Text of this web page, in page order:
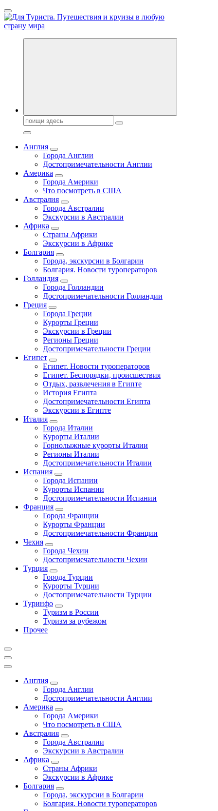
Перейти
к
содержанию
Новости туризма, куда поехать на отдых, где провести отпуск.
Поиск:
Англия
Города Англии
Достопримечательности Англии
Америка
Города Америки
Что посмотреть в США
Австралия
Города Австралии
Экскурсии в Австралии
Африка
Страны Африки
Экскурсии в Африке
Болгария
Города, экскурсии в Болгарии
Болгария. Новости туроператоров
Голландия
Города Голландии
Достопримечательности Голландии
Греция
Города Греции
Курорты Греции
Экскурсии в Греции
Регионы Греции
Достопримечательности Греции
Египет
Египет. Новости туроператоров
Египет. Беспорядки, происшествия
Отдых, развлечения в Египте
История Египта
Достопримечательности Египта
Экскурсии в Египте
Италия
Города Италии
Курорты Италии
Горнолыжные курорты Италии
Регионы Италии
Достопримечательности Италии
Испания
Города Испании
Курорты Испании
Достопримечательности Испании
Франция
Города Франции
Курорты Франции
Достопримечательности Франции
Чехия
Города Чехии
Достопримечательности Чехии
Турция
Города Турции
Курорты Турции
Достопримечательности Турции
Туринфо
Туризм в России
Туризм за рубежом
Прочее
Англия
Города Англии
Достопримечательности Англии
Америка
Города Америки
Что посмотреть в США
Австралия
Города Австралии
Экскурсии в Австралии
Африка
Страны Африки
Экскурсии в Африке
Болгария
Города, экскурсии в Болгарии
Болгария. Новости туроператоров